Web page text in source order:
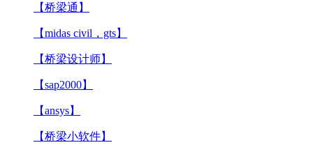
【桥梁通】
【midas civil，gts】
【桥梁设计师】
【sap2000】
【ansys】
【桥梁小软件】